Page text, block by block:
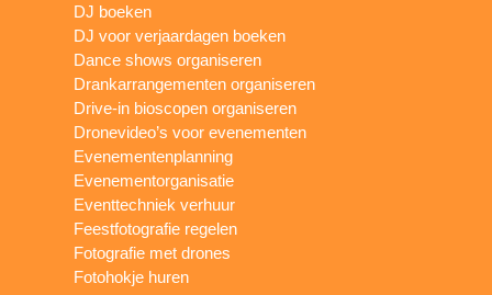
DJ boeken
DJ voor verjaardagen boeken
Dance shows organiseren
Drankarrangementen organiseren
Drive-in bioscopen organiseren
Dronevideo’s voor evenementen
Evenementenplanning
Evenementorganisatie
Eventtechniek verhuur
Feestfotografie regelen
Fotografie met drones
Fotohokje huren